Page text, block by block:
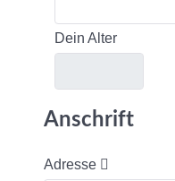
Dein Alter
Anschrift
Adresse